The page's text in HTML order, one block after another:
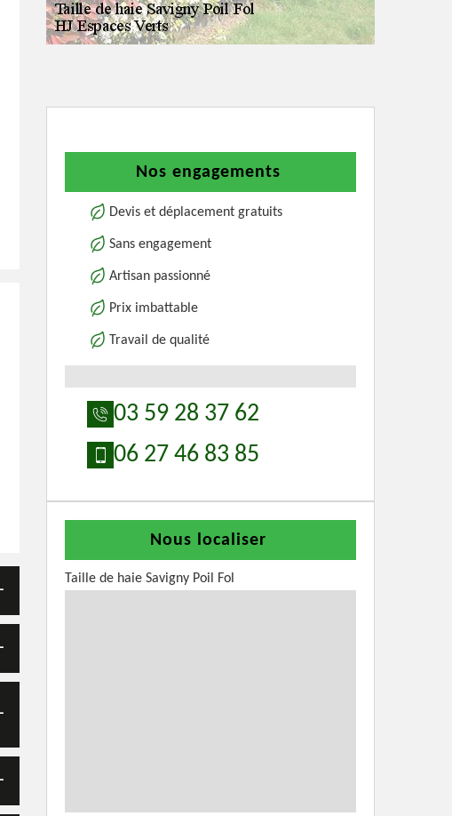
Nos engagements
Devis et déplacement gratuits
Sans engagement
Artisan passionné
Prix imbattable
Travail de qualité
03 59 28 37 62
06 27 46 83 85
Nous localiser
Taille de haie Savigny Poil Fol